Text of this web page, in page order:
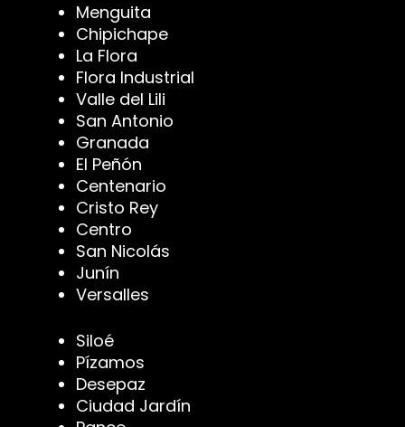
Menguita
Chipichape
La Flora
Flora Industrial
Valle del Lili
San Antonio
Granada
El Peñón
Centenario
Cristo Rey
Centro
San Nicolás
Junín
Versalles
Siloé
Pízamos
Desepaz
Ciudad Jardín